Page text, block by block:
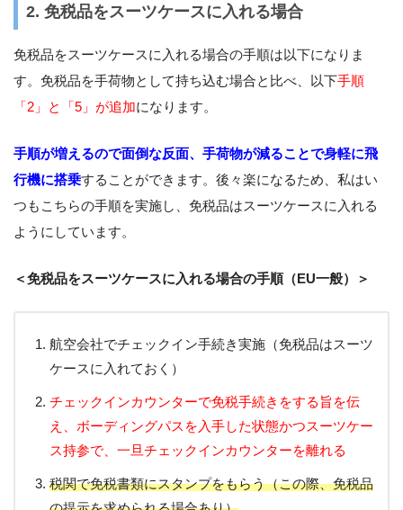
2. 免税品をスーツケースに入れる場合
免税品をスーツケースに入れる場合の手順は以下になりま
す。免税品を手荷物として持ち込む場合と比べ、以下手順
「2」と「5」が追加になります。
手順が増えるので面倒な反面、手荷物が減ることで身軽に飛
行機に搭乗することができます。後々楽になるため、私はい
つもこちらの手順を実施し、免税品はスーツケースに入れる
ようにしています。
＜免税品をスーツケースに入れる場合の手順（EU一般）＞
航空会社でチェックイン手続き実施（免税品はスーツ
ケースに入れておく）
チェックインカウンターで免税手続きをする旨を伝
え、ボーディングパスを入手した状態かつスーツケー
ス持参で、一旦チェックインカウンターを離れる
税関で免税書類にスタンプをもらう（この際、免税品